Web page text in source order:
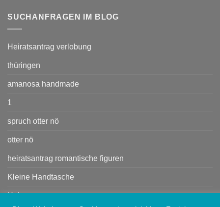
SUCHANFRAGEN IM BLOG
Heiratsantrag verlobung
thüringen
amanosa handmade
1
spruch otter nö
otter nö
heiratsantrag romantische figuren
Kleine Handtasche
Heiratsant rag